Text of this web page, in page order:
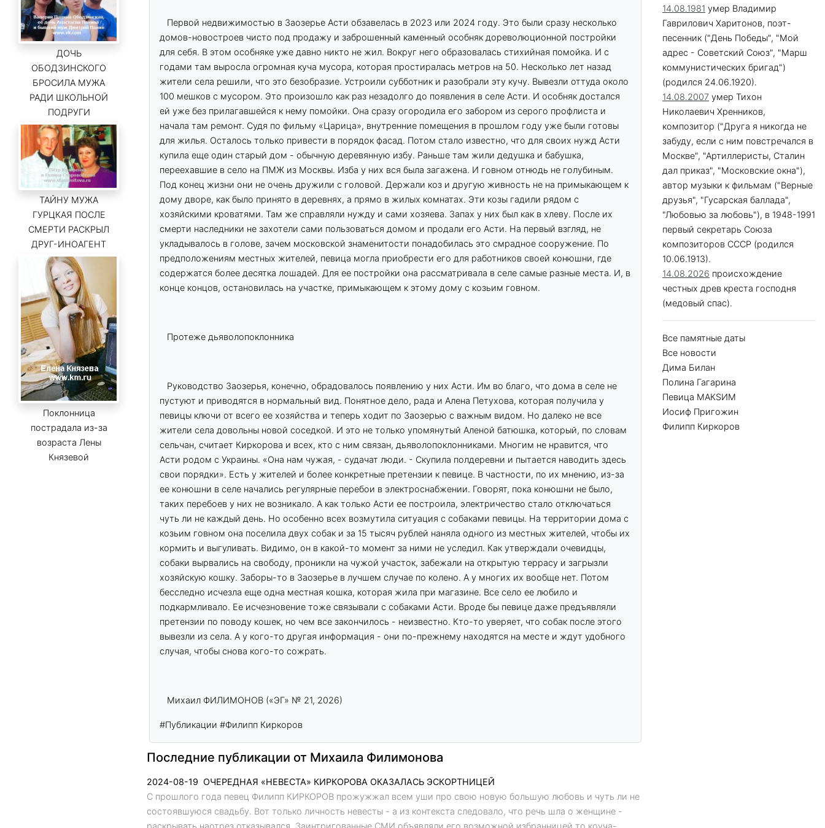
ДОЧЬ
ОБОДЗИНСКОГО
БРОСИЛА МУЖА
РАДИ ШКОЛЬНОЙ
ПОДРУГИ
ТАЙНУ МУЖА
ГУРЦКАЯ ПОСЛЕ
СМЕРТИ РАСКРЫЛ
ДРУГ-ИНОАГЕНТ
Поклонница
пострадала из-за
возраста Лены
Князевой
Первой недвижимостью в Заозерье Асти обзавелась в 2023 или 2024 году. Это были сразу несколько
домов-новостроев чисто под продажу и заброшенный каменный особняк дореволюционной постройки
для себя. В этом особняке уже давно никто не жил. Вокруг него образовалась стихийная помойка. И с
годами там выросла огромная куча мусора, которая простиралась метров на 50. Несколько лет назад
жители села решили, что это безобразие. Устроили субботник и разобрали эту кучу. Вывезли оттуда около
100 мешков с мусором. Это произошло как раз незадолго до появления в селе Асти. И особняк достался
ей уже без прилагавшейся к нему помойки. Она сразу огородила его забором из серого профлиста и
начала там ремонт. Судя по фильму «Царица», внутренние помещения в прошлом году уже были готовы
для жилья. Осталось только привести в порядок фасад. Потом стало известно, что для своих нужд Асти
купила еще один старый дом - обычную деревянную избу. Раньше там жили дедушка и бабушка,
переехавшие в село на ПМЖ из Москвы. Изба у них вся была загажена. И говном отнюдь не голубиным.
Под конец жизни они не очень дружили с головой. Держали коз и другую живность не на примыкающем к
дому дворе, как было принято в деревнях, а прямо в жилых комнатах. Эти козы гадили рядом с
хозяйскими кроватями. Там же справляли нужду и сами хозяева. Запах у них был как в хлеву. После их
смерти наследники не захотели сами пользоваться домом и продали его Асти. На первый взгляд, не
укладывалось в голове, зачем московской знаменитости понадобилась это смрадное сооружение. По
предположениям местных жителей, певица могла приобрести его для работников своей конюшни, где
содержатся более десятка лошадей. Для ее постройки она рассматривала в селе самые разные места. И, в
конце концов, остановилась на участке, примыкающем к этому дому с козьим говном.
Протеже дьяволопоклонника
Руководство Заозерья, конечно, обрадовалось появлению у них Асти. Им во благо, что дома в селе не
пустуют и приводятся в нормальный вид. Понятное дело, рада и Алена Петухова, которая получила у
певицы ключи от всего ее хозяйства и теперь ходит по Заозерью с важным видом. Но далеко не все
жители села довольны новой соседкой. И это не только упомянутый Аленой батюшка, который, по словам
сельчан, считает Киркорова и всех, кто с ним связан, дьяволопоклонниками. Многим не нравится, что
Асти родом с Украины. «Она нам чужая, - судачат люди. - Скупила полдеревни и пытается наводить здесь
свои порядки». Есть у жителей и более конкретные претензии к певице. В частности, по их мнению, из-за
ее конюшни в селе начались регулярные перебои в электроснабжении. Говорят, пока конюшни не было,
таких перебоев у них не возникало. А как только Асти ее построила, электричество стало отключаться
чуть ли не каждый день. Но особенно всех возмутила ситуация с собаками певицы. На территории дома с
козьим говном она поселила двух собак и за 15 тысяч рублей наняла одного из местных жителей, чтобы их
кормить и выгуливать. Видимо, он в какой-то момент за ними не уследил. Как утверждали очевидцы,
собаки вырвались на свободу, проникли на чужой участок, забежали на открытую террасу и загрызли
хозяйскую кошку. Заборы-то в Заозерье в лучшем случае по колено. А у многих их вообще нет. Потом
бесследно исчезла еще одна местная кошка, которая жила при магазине. Все село ее любило и
подкармливало. Ее исчезновение тоже связывали с собаками Асти. Вроде бы певице даже предъявляли
претензии по поводу кошек, но чем все закончилось - неизвестно. Кто-то уверяет, что собак после этого
вывезли из села. А у кого-то другая информация - они по-прежнему находятся на месте и ждут удобного
случая, чтобы снова кого-то сожрать.
Михаил ФИЛИМОНОВ («ЭГ» № 21, 2026)
#Публикации #Филипп Киркоров
Последние публикации от Михаила Филимонова
2024-08-19 ОЧЕРЕДНАЯ «НЕВЕСТА» КИРКОРОВА ОКАЗАЛАСЬ ЭСКОРТНИЦЕЙ
С прошлого года певец Филипп КИРКОРОВ прожужжал всем уши про свою новую большую любовь и чуть ли не
состоявшуюся свадьбу. Вот только личность невесты - а из контекста следовало, что речь шла о женщине -
14.08.1981 умер Владимир
Гаврилович Харитонов, поэт-
песенник ("День Победы", "Мой
адрес - Советский Союз", "Марш
коммунистических бригад")
(родился 24.06.1920).
14.08.2007 умер Тихон
Николаевич Хренников,
композитор ("Друга я никогда не
забуду, если с ним повстречался в
Москве", "Артиллеристы, Сталин
дал приказ", "Московские окна"),
автор музыки к фильмам ("Верные
друзья", "Гусарская баллада",
"Любовью за любовь"), в 1948-1991
первый секретарь Союза
композиторов СССР (родился
10.06.1913).
14.08.2026 происхождение
честных древ креста господня
(медовый спас).
Все памятные даты
Все новости
Дима Билан
Полина Гагарина
Певица МАКSИМ
Иосиф Пригожин
Филипп Киркоров